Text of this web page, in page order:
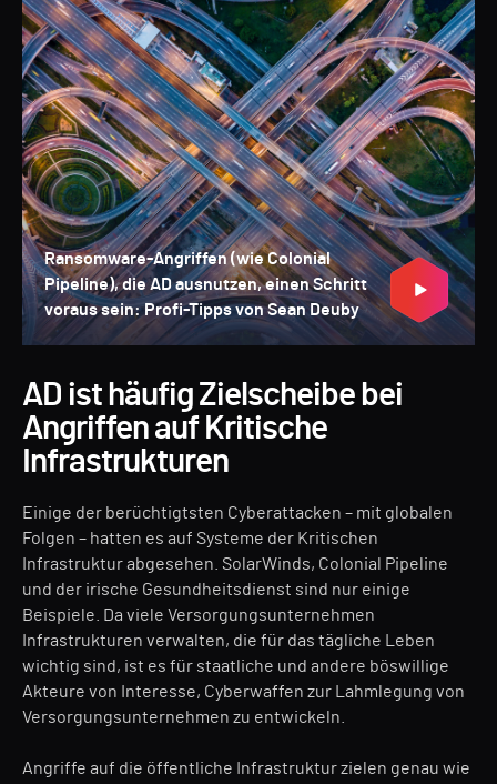
Ransomware-Angriffen (wie Colonial
Pipeline), die AD ausnutzen, einen Schritt
voraus sein: Profi-Tipps von Sean Deuby
AD ist häufig Zielscheibe bei
Angriffen auf Kritische
Infrastrukturen
Einige der berüchtigtsten Cyberattacken – mit globalen
Folgen – hatten es auf Systeme der Kritischen
Infrastruktur abgesehen. SolarWinds, Colonial Pipeline
und der irische Gesundheitsdienst sind nur einige
Beispiele. Da viele Versorgungsunternehmen
Infrastrukturen verwalten, die für das tägliche Leben
wichtig sind, ist es für staatliche und andere böswillige
Akteure von Interesse, Cyberwaffen zur Lahmlegung von
Versorgungsunternehmen zu entwickeln.
Angriffe auf die öffentliche Infrastruktur zielen genau wie